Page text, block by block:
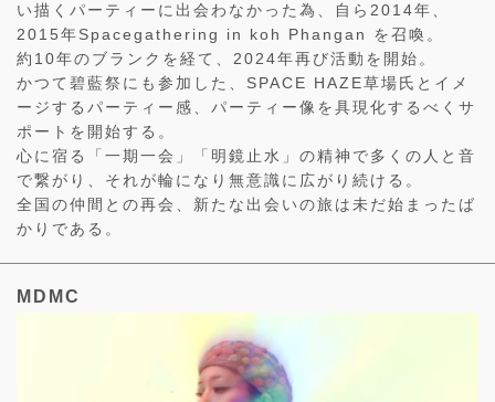
い描くパーティーに出会わなかった為、自ら2014年、
2015年Spacegathering in koh Phangan を召喚。
約10年のブランクを経て、2024年再び活動を開始。
かつて碧藍祭にも参加した、SPACE HAZE草場氏とイメ
ージするパーティー感、パーティー像を具現化するべくサ
ポートを開始する。
心に宿る「一期一会」「明鏡止水」の精神で多くの人と音
で繋がり、それが輪になり無意識に広がり続ける。
全国の仲間との再会、新たな出会いの旅は未だ始まったば
かりである。
MDMC